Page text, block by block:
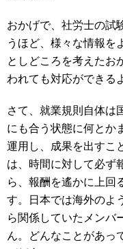
おかげで、社労士の試
うほど、様々な情報を
としどころを考えたお
われても対応ができる
さて、就業規則自体は
にも合う状態に何とか
運用し、成果を出すこ
は、時間に対して必ず
ら、報酬を遙かに上回
す。日本では海外のよ
ら関係していたメンバ
ん。どんなことがあっ